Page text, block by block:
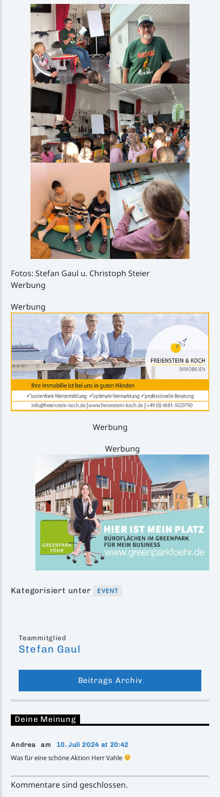
Fotos: Stefan Gaul u. Christoph Steier
Werbung
Werbung
Werbung
Werbung
Kategorisiert unter EVENT
Teammitglied
Stefan Gaul
Beitrags Archiv
Deine Meinung
Andrea am 10. Juli 2024 at 20:42
Was für eine schöne Aktion Herr Vahle
Kommentare sind geschlossen.